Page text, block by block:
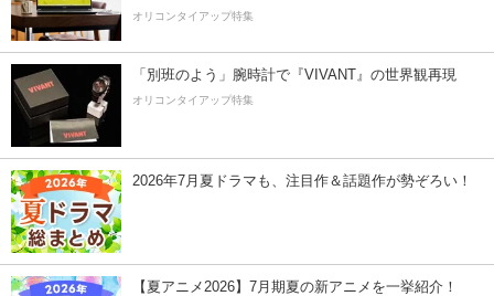
オリコンタイアップ特集
「別班のよう」腕時計で『VIVANT』の世界観再現
オリコンタイアップ特集
2026年7月夏ドラマも、注目作＆話題作が勢ぞろい！
【夏アニメ2026】7月期夏の新アニメを一挙紹介！